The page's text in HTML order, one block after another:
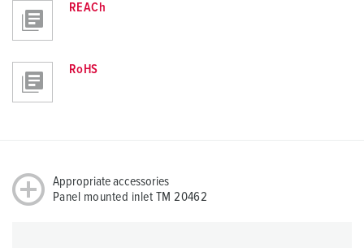
REACh
RoHS
Appropriate accessories
Panel mounted inlet TM 20462